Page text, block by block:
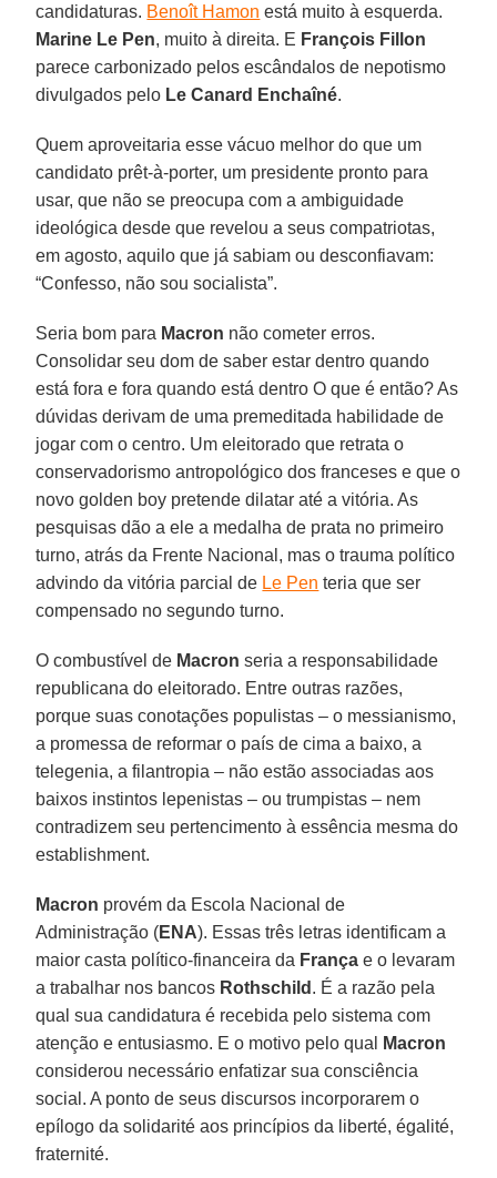
candidaturas. Benoît Hamon está muito à esquerda.
Marine Le Pen, muito à direita. E François Fillon
parece carbonizado pelos escândalos de nepotismo
divulgados pelo Le Canard Enchaîné.
Quem aproveitaria esse vácuo melhor do que um
candidato prêt-à-porter, um presidente pronto para
usar, que não se preocupa com a ambiguidade
ideológica desde que revelou a seus compatriotas,
em agosto, aquilo que já sabiam ou desconfiavam:
“Confesso, não sou socialista”.
Seria bom para Macron não cometer erros.
Consolidar seu dom de saber estar dentro quando
está fora e fora quando está dentro O que é então? As
dúvidas derivam de uma premeditada habilidade de
jogar com o centro. Um eleitorado que retrata o
conservadorismo antropológico dos franceses e que o
novo golden boy pretende dilatar até a vitória. As
pesquisas dão a ele a medalha de prata no primeiro
turno, atrás da Frente Nacional, mas o trauma político
advindo da vitória parcial de Le Pen teria que ser
compensado no segundo turno.
O combustível de Macron seria a responsabilidade
republicana do eleitorado. Entre outras razões,
porque suas conotações populistas – o messianismo,
a promessa de reformar o país de cima a baixo, a
telegenia, a filantropia – não estão associadas aos
baixos instintos lepenistas – ou trumpistas – nem
contradizem seu pertencimento à essência mesma do
establishment.
Macron provém da Escola Nacional de
Administração (ENA). Essas três letras identificam a
maior casta político-financeira da França e o levaram
a trabalhar nos bancos Rothschild . É a razão pela
qual sua candidatura é recebida pelo sistema com
atenção e entusiasmo. E o motivo pelo qual
Macron
considerou necessário enfatizar sua consciência
social. A ponto de seus discursos incorporarem o
epílogo da solidarité aos princípios da liberté, égalité,
fraternité.